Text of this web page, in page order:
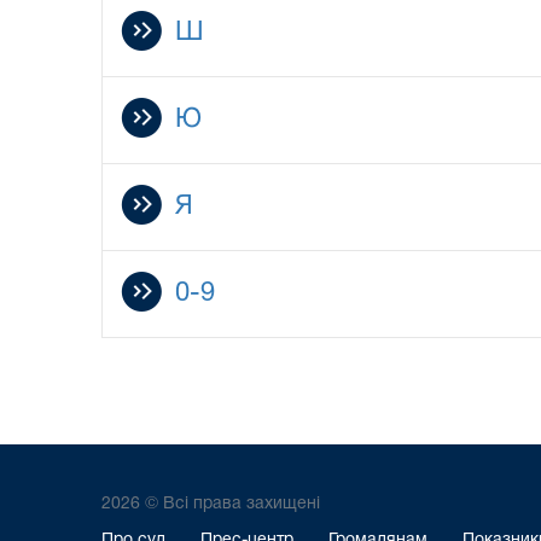
Ш
Ю
Я
0-9
2026 © Всі права захищені